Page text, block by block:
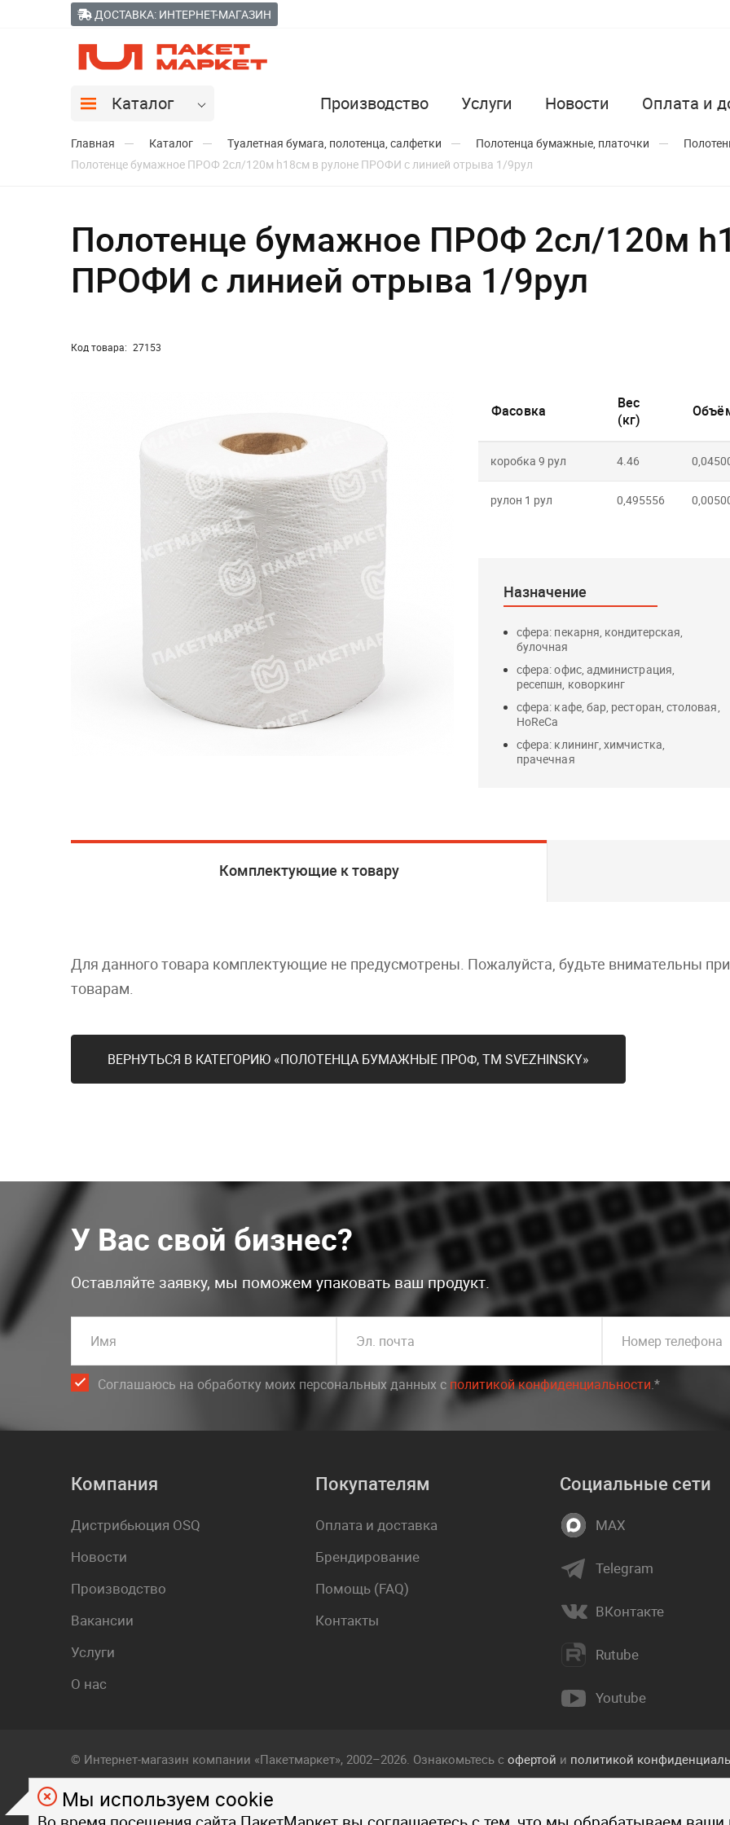
ДОСТАВКА: ИНТЕРНЕТ-МАГАЗИН
Каталог Производство Услуги Новости Оплата и
Главная Каталог Туалетная бумага, полотенца, салфетки Полотенца бумажные, платочки
Полотенце бумажное ПРОФ 2сл/120м h18см в рулоне ПРОФИ с линией отрыва 1/9рул
Полотенце бумажное ПРОФ 2сл/120м
ПРОФИ с линией отрыва 1/9рул
Код товара: 27153
Фасовка
Вес
(кг)
коробка 9 рул 4.46
рулон 1 рул 0,495556
Назначение
сфера: пекарня, кондитерская,
булочная
сфера: офис, администрация,
ресепшн, коворкинг
сфера: кафе, бар, ресторан, столовая,
HoReCa
сфера: клининг, химчистка,
прачечная
Комплектующие к товару
Для данного товара комплектующие не предусмотрены. Пожалуйста, будьте внимательны
товарам.
ВЕРНУТЬСЯ В КАТЕГОРИЮ «ПОЛОТЕНЦА БУМАЖНЫЕ ПРОФ, ТМ SVЕZHINSKY»
У Вас свой бизнес?
Оставляйте заявку, мы поможем упаковать ваш продукт.
Имя Эл. почта Номер телефона
Соглашаюсь на обработку моих персональных данных c политикой конфиденциальности.*
Мы используем cookie
Компания
Дистрибьюция OSQ
Новости
Производство
Вакансии
Услуги
О нас
Покупателям
Оплата и доставка
Брендирование
Помощь (FAQ)
Контакты
Социальные сети
MAX
Telegram
ВКонтакте
Rutube
Youtube
© Интернет-магазин компании «Пакетмаркет», 2002–2026. Ознакомьтесь с офертой и политикой
Любой визуальный и фирменный стиль, контент, текст, фотографии, изображения, и другие объекты,
на страницах данного сайта, являются объектом прав интеллектуальной собственности компании